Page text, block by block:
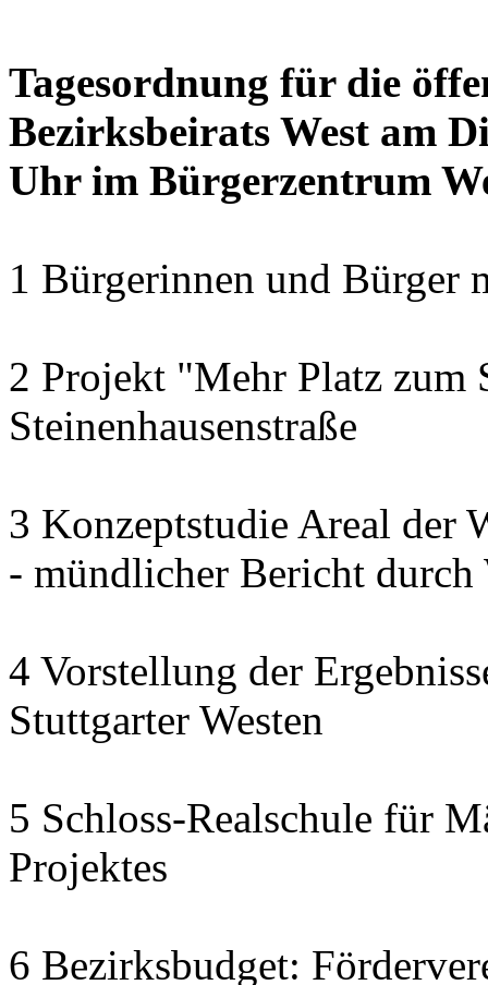
Tagesordnung für die
Bezirksbeirats West am
Uhr im Bürgerzentrum
1 Bürgerinnen und Bürger
2 Projekt "Mehr Platz zum
Steinenhausenstraße
3 Konzeptstudie Areal der
- mündlicher Bericht
4 Vorstellung der
Stuttgarter Westen
5 Schloss-Realschule für
Projektes
6 Bezirksbudget: